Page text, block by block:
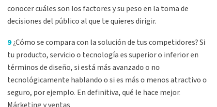
conocer cuáles son los factores y su peso en la toma de
decisiones del público al que te quieres dirigir.
9¿Cómo se compara con la solución de tus competidores? Si
tu producto, servicio o tecnología es superior o inferior en
términos de diseño, si está más avanzado o no
tecnológicamente hablando o si es más o menos atractivo o
seguro, por ejemplo. En definitiva, qué le hace mejor.